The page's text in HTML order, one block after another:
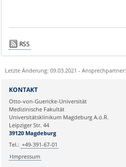
RSS
Letzte Änderung: 09.03.2021 - Ansprechpartner:
Ihre E-Mailadresse:
Ihr Anliegen:
KONTAKT
Otto-von-Guericke-Universität
Medizinische Fakultät
Universitätsklinikum Magdeburg A.ö.R.
Leipziger Str. 44
39120 Magdeburg
Tel.: +49-391-67-01
Impressum